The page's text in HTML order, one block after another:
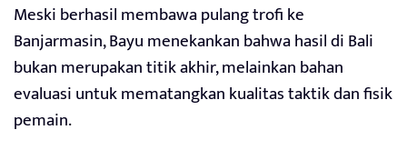
Meski berhasil membawa pulang trofi ke
Banjarmasin, Bayu menekankan bahwa hasil di Bali
bukan merupakan titik akhir, melainkan bahan
evaluasi untuk mematangkan kualitas taktik dan fisik
pemain.